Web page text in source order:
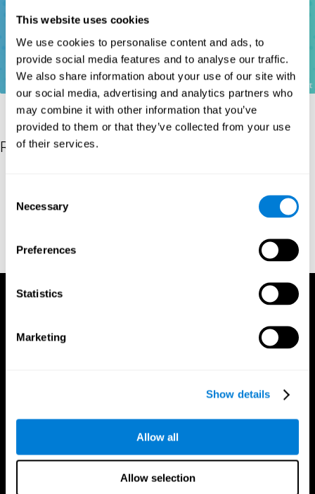
This website uses cookies
We use cookies to personalise content and ads, to
provide social media features and to analyse our traffic.
We also share information about your use of our site with
our social media, advertising and analytics partners who
may combine it with other information that you’ve
provided to them or that they’ve collected from your use
of their services.
Selection
Necessary
Preferences
Statistics
Marketing
Show details
Allow all
Allow selection
Riferimenti
TX: Psychological Corporation.
The Journal of Psychology: Interdisciplinary and Applied, 19(1),
87-95.